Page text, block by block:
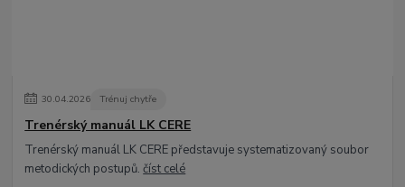
30.04.2026 Trénuj chytře
Trenérský manuál LK CERE
Trenérský manuál LK CERE představuje systematizovaný soubor
metodických postupů.číst celé